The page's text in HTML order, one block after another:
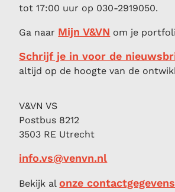
tot 17:00 uur op 030-2919050.
Ga naar Mijn V&VN om je
Schrijf je in voor de
altijd op de hoogte van de
V&VN VS
Postbus 8212
3503 RE Utrecht
info.vs@venvn.nl
Bekijk alonze contactgegevens